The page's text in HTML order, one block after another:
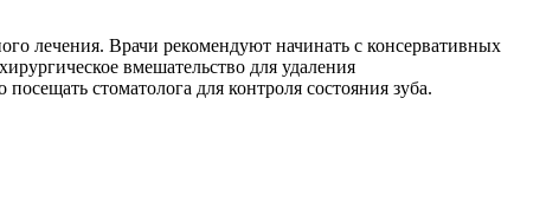
лечения. Врачи рекомендуют начинать с консервативных
вмешательство для удаления
стоматолога для контроля состояния зуба.